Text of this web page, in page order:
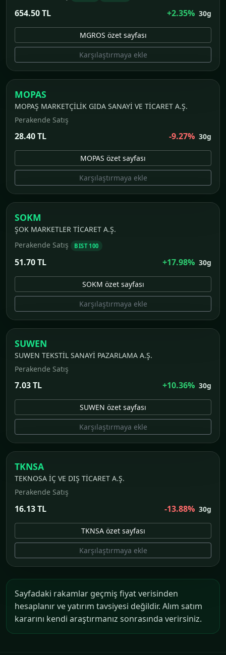
654.50 TL +2.35% 30g
MGROS özet sayfası
Karşılaştırmaya ekle
MOPAS
MOPAŞ MARKETÇİLİK GIDA SANAYİ VE TİCARET A.Ş.
Perakende Satış
28.40 TL -9.27% 30g
MOPAS özet sayfası
Karşılaştırmaya ekle
SOKM
ŞOK MARKETLER TİCARET A.Ş.
Perakende Satış
BIST 100
51.70 TL +17.98% 30g
SOKM özet sayfası
Karşılaştırmaya ekle
SUWEN
SUWEN TEKSTİL SANAYİ PAZARLAMA A.Ş.
Perakende Satış
7.03 TL +10.36% 30g
SUWEN özet sayfası
Karşılaştırmaya ekle
TKNSA
TEKNOSA İÇ VE DIŞ TİCARET A.Ş.
Perakende Satış
16.13 TL -13.88% 30g
TKNSA özet sayfası
Karşılaştırmaya ekle
Sayfadaki rakamlar geçmiş fiyat verisinden
hesaplanır ve yatırım tavsiyesi değildir. Alım satım
kararını kendi araştırmanız sonrasında verirsiniz.